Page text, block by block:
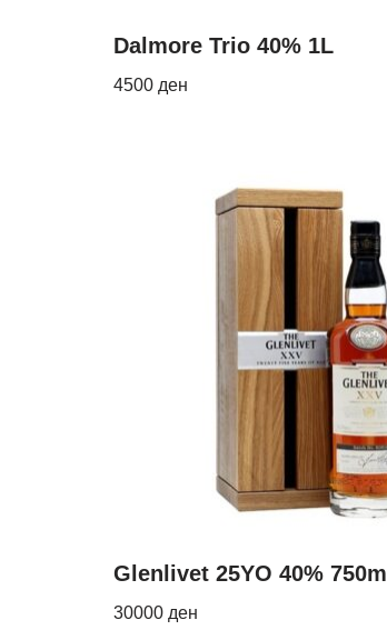
Dalmore Trio 40% 1L
4500 ден
Glenlivet 25YO 40% 750ml
30000 ден